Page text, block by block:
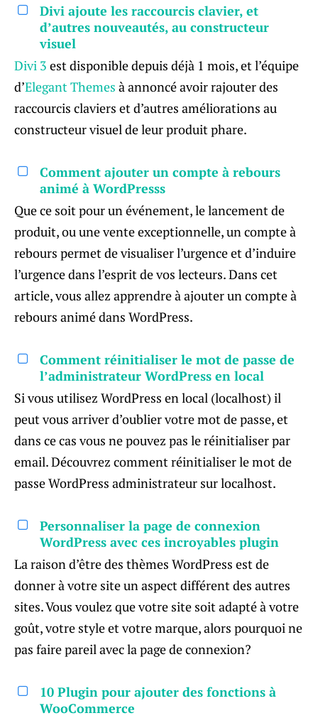
Divi ajoute les raccourcis clavier, et
d’autres nouveautés, au constructeur
visuel
Divi 3 est disponible depuis déjà 1 mois, et l’équipe
d’Elegant Themes à annoncé avoir rajouter des
raccourcis claviers et d’autres améliorations au
constructeur visuel de leur produit phare.
Comment ajouter un compte à rebours
animé à WordPresss
Que ce soit pour un événement, le lancement de
produit, ou une vente exceptionnelle, un compte à
rebours permet de visualiser l’urgence et d’induire
l’urgence dans l’esprit de vos lecteurs. Dans cet
article, vous allez apprendre à ajouter un compte à
rebours animé dans WordPress.
Comment réinitialiser le mot de passe de
l’administrateur WordPress en local
Si vous utilisez WordPress en local (localhost) il
peut vous arriver d’oublier votre mot de passe, et
dans ce cas vous ne pouvez pas le réinitialiser par
email. Découvrez comment réinitialiser le mot de
passe WordPress administrateur sur localhost.
Personnaliser la page de connexion
WordPress avec ces incroyables plugin
La raison d’être des thèmes WordPress est de
donner à votre site un aspect différent des autres
sites. Vous voulez que votre site soit adapté à votre
goût, votre style et votre marque, alors pourquoi ne
pas faire pareil avec la page de connexion?
10 Plugin pour ajouter des fonctions à
WooCommerce